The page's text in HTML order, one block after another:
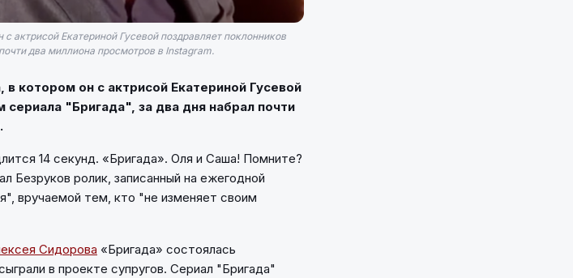
актрисой Екатериной Гусевой поздравляет поклонников
два миллиона просмотров в Instagram.
котором он с актрисой Екатериной Гусевой
"Бригада", за два дня набрал почти
14 секунд. «Бригада». Оля и Саша! Помните?
ролик, записанный на ежегодной
вручаемой тем, кто "не изменяет своим
Сидорова «Бригада» состоялась
в проекте супругов. Сериал "Бригада"